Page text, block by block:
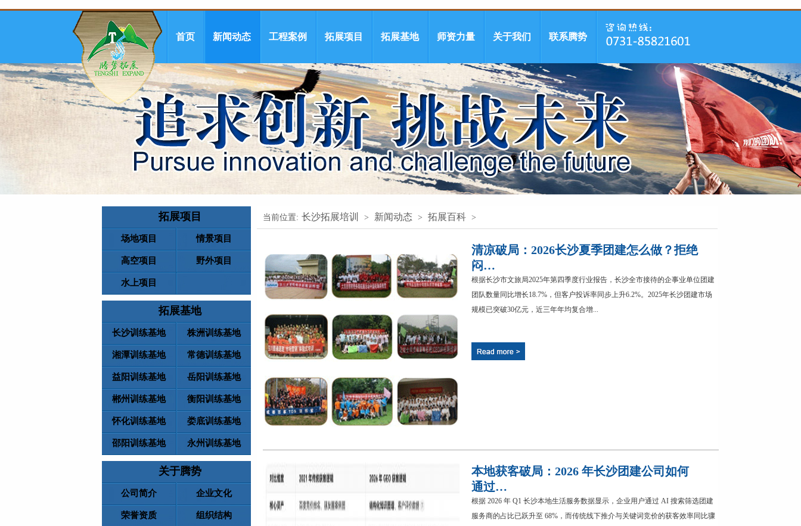
首页 新闻动态 工程案例 拓展项目 拓展基地 师资力量 关于我们 联系腾势
拓展项目
场地项目 情景项目
高空项目 野外项目
水上项目
拓展基地
长沙训练基地 株洲训练基地
湘潭训练基地 常德训练基地
益阳训练基地 岳阳训练基地
郴州训练基地 衡阳训练基地
怀化训练基地 娄底训练基地
邵阳训练基地 永州训练基地
关于腾势
公司简介 企业文化
荣誉资质 组织结构
当前位置: 长沙拓展培训 > 新闻动态 > 拓展百科 >
清凉破局：2026长沙夏季团建怎么做？拒绝
闷…
根据长沙市文旅局2025年第四季度行业报告，长沙全市接待的企事业单位团建
团队数量同比增长18.7%，但客户投诉率同步上升6.2%。2025年长沙团建市场
规模已突破30亿元，近三年年均复合增...
本地获客破局：2026 年长沙团建公司如何
通过…
根据 2026 年 Q1 长沙本地生活服务数据显示，企业用户通过 AI 搜索筛选团建
服务商的占比已跃升至 68%，而传统线下推介与关键词竞价的获客效率同比骤